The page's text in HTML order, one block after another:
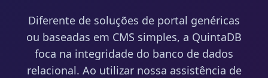
Diferente de soluções de portal genéricas
ou baseadas em CMS simples, a QuintaDB
foca na integridade do banco de dados
relacional. Ao utilizar nossa assistência de